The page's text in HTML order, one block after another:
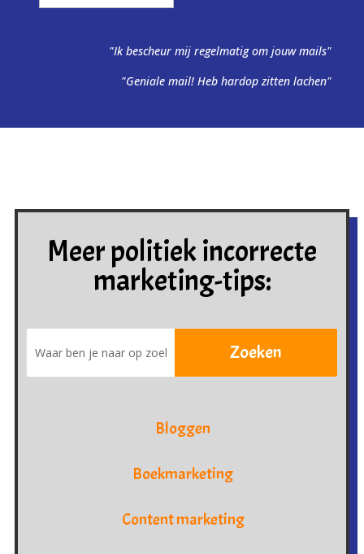
"Ik bescheur mij regelmatig om jouw mails"
"Geniale mail! Heb hardop zitten lachen"
Meer politiek incorrecte
marketing-tips:
Bloggen
Boekmarketing
Content marketing